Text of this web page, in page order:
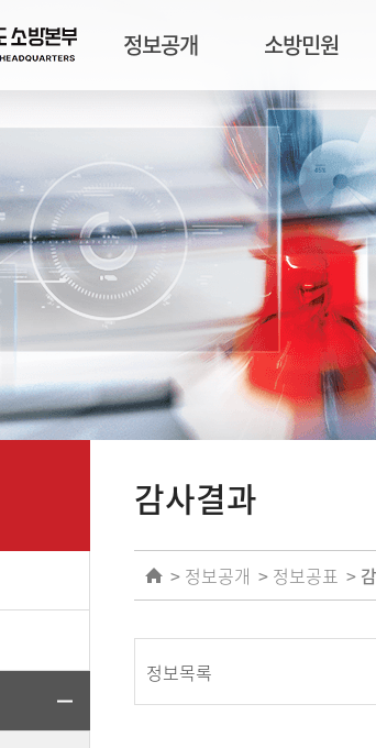
정보공개 소방민원
감사결과
정보공개 정보공표
정보목록